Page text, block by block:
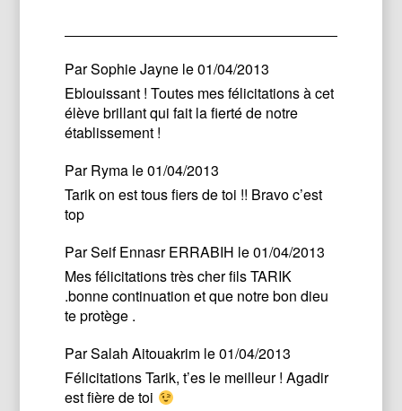
ParSophie Jayne le 01/04/2013
Eblouissant ! Toutes mes félicitations à cet
élève brillant qui fait la fierté de notre
établissement !
ParRyma le 01/04/2013
Tarik on est tous fiers de toi !! Bravo c’est
top
ParSeif Ennasr ERRABIH le 01/04/2013
Mes félicitations très cher fils TARIK
.bonne continuation et que notre bon dieu
te protège .
ParSalah Aitouakrim le 01/04/2013
Félicitations Tarik, t’es le meilleur ! Agadir
est fière de toi